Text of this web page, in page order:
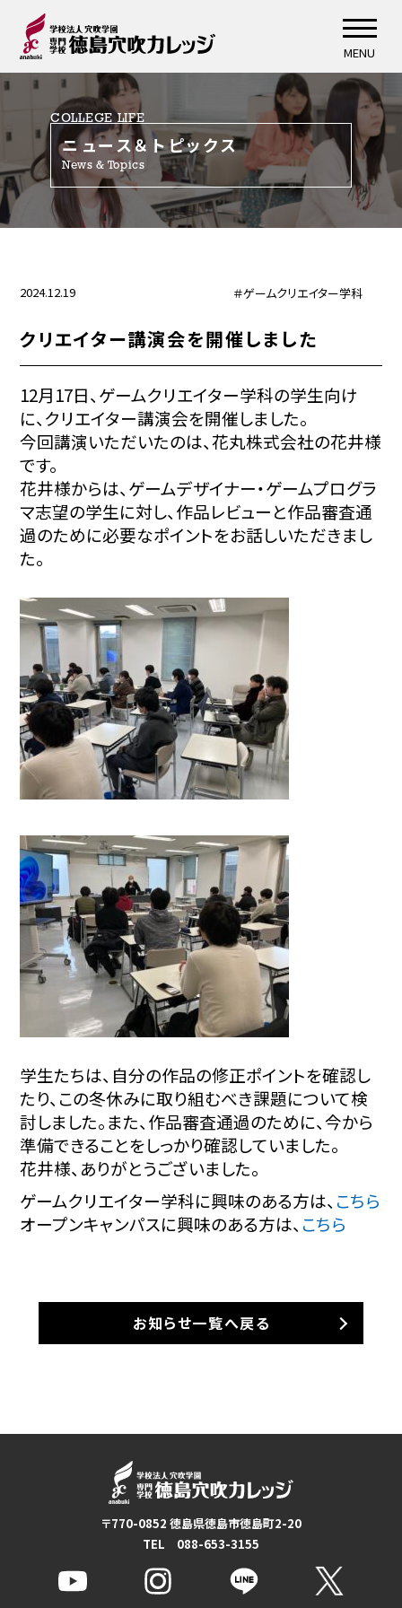
MENU
COLLEGE LIFE
ニュース＆トピックス
News & Topics
2024.12.19 ＃ゲームクリエイター学科
クリエイター講演会を開催しました
12月17日、ゲームクリエイター学科の学生向け
に、クリエイター講演会を開催しました。
今回講演いただいたのは、花丸株式会社の花井様
です。
花井様からは、ゲームデザイナー・ゲームプログラ
マ志望の学生に対し、作品レビューと作品審査通
過のために必要なポイントをお話しいただきまし
た。
学生たちは、自分の作品の修正ポイントを確認し
たり、この冬休みに取り組むべき課題について検
討しました。また、作品審査通過のために、今から
準備できることをしっかり確認していました。
花井様、ありがとうございました。
ゲームクリエイター学科に興味のある方は、 こちら
オープンキャンパスに興味のある方は、 こちら
お知らせ一覧へ戻る
〒770-0852 徳島県徳島市徳島町2-20
TEL 088-653-3155